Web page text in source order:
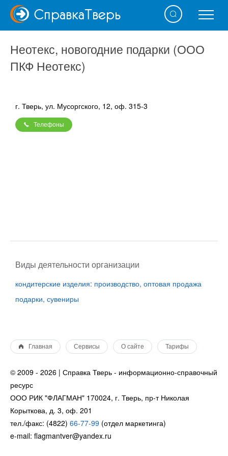
СправкаТверь
Неотекс, новогодние подарки (ООО
ПКФ Неотекс)
г. Тверь, ул. Мусоргского, 12, оф. 315-3
Телефоны
Виды деятельности организации
кондитерские изделия: производство, оптовая продажа
подарки, сувениры
Главная Сервисы О сайте Тарифы
© 2009 - 2026 | Справка Тверь - информационно-справочный
ресурс
ООО РИК "ФЛАГМАН" 170024, г. Тверь, пр-т Николая
Корыткова, д. 3, оф. 201
тел./факс: (4822) 66-77-99 (отдел маркетинга)
e-mail: flagmantver@yandex.ru